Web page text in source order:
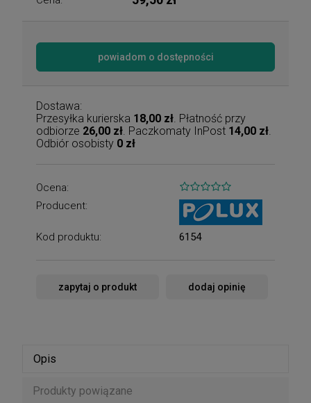
powiadom o dostępności
Dostawa:
Przesyłka kurierska 18,00 zł . Płatność przy
odbiorze 26,00 zł . Paczkomaty InPost 14,00 zł
Odbiór osobisty 0 zł
Ocena:
Producent:
Kod produktu: 6154
zapytaj o produkt dodaj opinię
Opis
Produkty powiązane